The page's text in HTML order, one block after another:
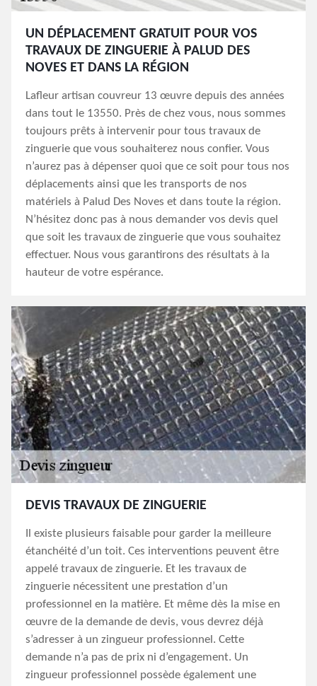
UN DÉPLACEMENT GRATUIT POUR VOS
TRAVAUX DE ZINGUERIE À PALUD DES
NOVES ET DANS LA RÉGION
Lafleur artisan couvreur 13 œuvre depuis des années
dans tout le 13550. Près de chez vous, nous sommes
toujours prêts à intervenir pour tous travaux de
zinguerie que vous souhaiterez nous confier. Vous
n’aurez pas à dépenser quoi que ce soit pour tous nos
déplacements ainsi que les transports de nos
matériels à Palud Des Noves et dans toute la région.
N’hésitez donc pas à nous demander vos devis quel
que soit les travaux de zinguerie que vous souhaitez
effectuer. Nous vous garantirons des résultats à la
hauteur de votre espérance.
DEVIS TRAVAUX DE ZINGUERIE
Il existe plusieurs faisable pour garder la meilleure
étanchéité d’un toit. Ces interventions peuvent être
appelé travaux de zinguerie. Et les travaux de
zinguerie nécessitent une prestation d’un
professionnel en la matière. Et même dès la mise en
œuvre de la demande de devis, vous devrez déjà
s’adresser à un zingueur professionnel. Cette
demande n’a pas de prix ni d’engagement. Un
zingueur professionnel possède également une